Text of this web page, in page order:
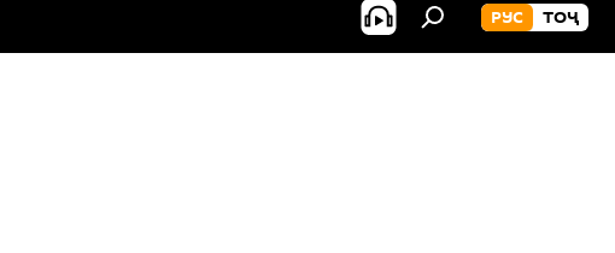
РУС ТОҶ